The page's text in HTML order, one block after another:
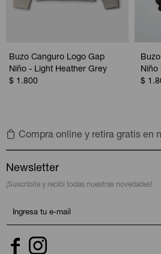
Buzo Canguro Logo Gap
Niño - Light Heather Grey
$ 1.800
Niño
$
Compra online y retira gratis en
Newsletter
¡Suscribite y recibí todas nuestras novedades!
 